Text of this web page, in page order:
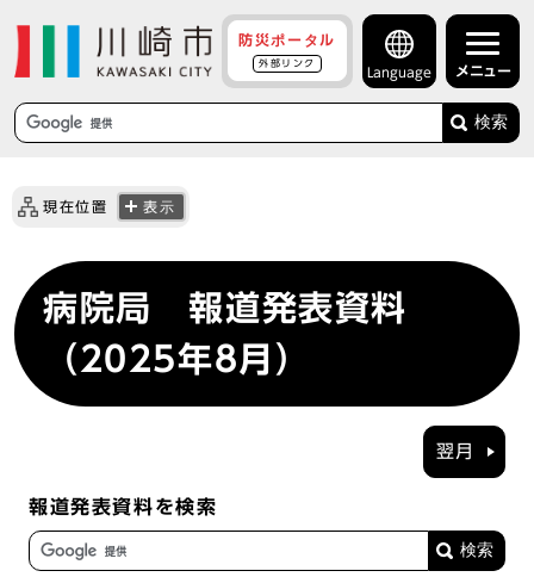
防災ポータル
外部リンク
Language メニュー
検索
現在位置 表示
病院局 報道発表資料
（2025年8月）
翌月
報道発表資料を検索